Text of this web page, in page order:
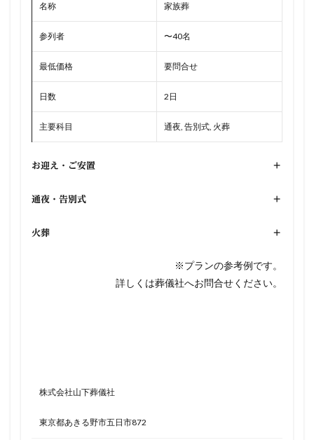
名称 家族葬
参列者 〜40名
最低価格 要問合せ
日数 2日
主要科目 通夜, 告別式, 火葬
お迎え・ご安置 +
通夜・告別式 +
火葬 +
※プランの参考例です。
詳しくは葬儀社へお問合せください。
株式会社山下葬儀社
東京都あきる野市五日市872